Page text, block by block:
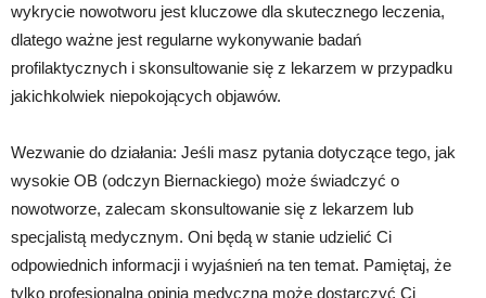
wykrycie nowotworu jest kluczowe dla skutecznego leczenia,
dlatego ważne jest regularne wykonywanie badań
profilaktycznych i skonsultowanie się z lekarzem w przypadku
jakichkolwiek niepokojących objawów.
Wezwanie do działania: Jeśli masz pytania dotyczące tego, jak
wysokie OB (odczyn Biernackiego) może świadczyć o
nowotworze, zalecam skonsultowanie się z lekarzem lub
specjalistą medycznym. Oni będą w stanie udzielić Ci
odpowiednich informacji i wyjaśnień na ten temat. Pamiętaj, że
tylko profesjonalna opinia medyczna może dostarczyć Ci